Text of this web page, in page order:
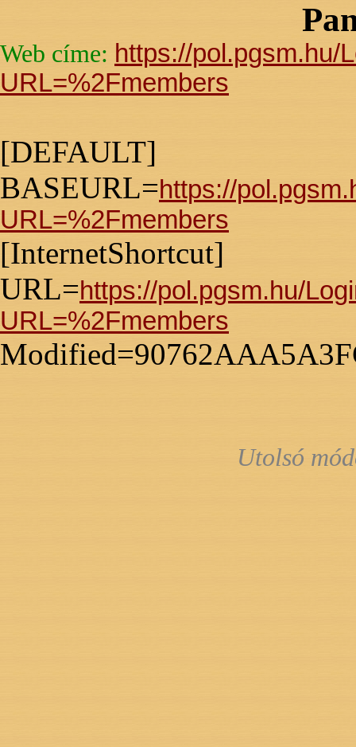
Web címe: https://pol.pgsm.hu/
URL=%2Fmembers
[DEFAULT]
BASEURL=https://
URL=%2Fmembers
[InternetShortcut]
URL=https://pol.pgsm.hu/
URL=%2Fmembers
Utolsó